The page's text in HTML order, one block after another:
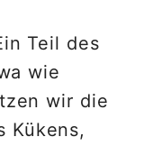
Teil des
wie
wir die
Kükens,